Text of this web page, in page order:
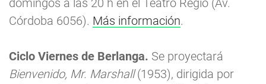
domingos a las 20 h en el Teatro Regio (Av.
Córdoba 6056). Más información.
Ciclo Viernes de Berlanga. Se proyectará
Bienvenido, Mr. Marshall(1953), dirigida por